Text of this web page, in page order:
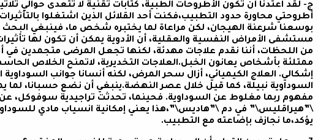
ج- لقد اعتدنا أن تكون الأطروحات الطبية، كتابات تقنية لا تتعدى حوالي
أطروحتي محاورة حدود التطبيب،فكنت أحد القلائل الذين اشتغلوا بالتأثيرات
بوسعنا شرعنة الهيجان، لكن مراعاة لما يختبره شخص ما، فينبغي البحث
مستشفى الأمراض النفسية والعقلية، أن الأدوية يمكن أن تكون لها
من اللحظات، أننا نقدم علاجات مهدئة، لكنها تجعل المرضى متجمدين في
ممتلئة بأشخاص يعانون الخبل.العلاجات التخديرية، لاتمنح الخلاص
إشكالي. العلاج الكيميائي، أزال سحر المرض، لكنه أنسانا جوانب
السوداوية نبيلة، كما قيل خلال عصر النهضة.ينبغي أن نضع حسبانا، لما
مفهوم ربما مغلوط عن السوداوية. فحينما، تحدثت تراجيدية سوفوكل،
\”هيراقليس\” في دم \”هاديس\”،هذا يعني إمكانية انسياب مادي
يؤكد،ما نجازف بإضاعته مع التطبيب.